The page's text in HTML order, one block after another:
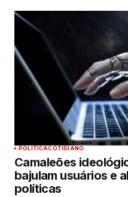
POLÍTICACOTIDIANO
Camaleões
bajulam usuários e
políticas